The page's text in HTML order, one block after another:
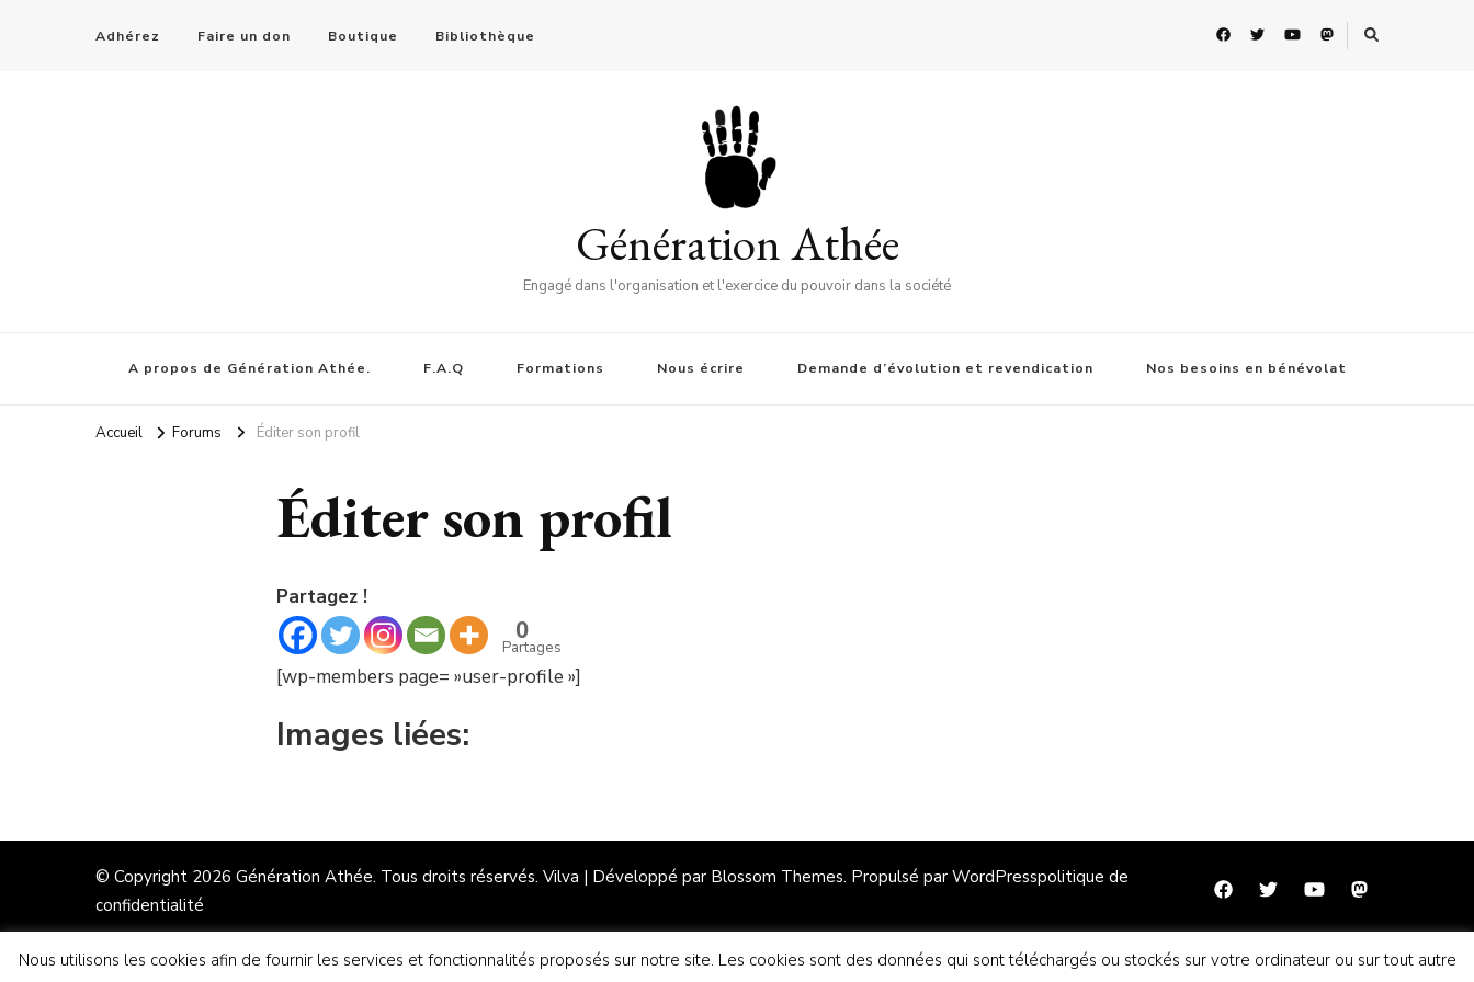
Adhérez Faire un don Boutique Bibliothèque
Génération Athée
Engagé dans l'organisation et l'exercice du pouvoir dans la société
A propos de Génération Athée. F.A.Q Formations Nous écrire Demande d’évolution et revendication Nos besoins en bénévolat
Accueil Forums Éditer son profil
Éditer son profil
Partagez !
0
Partages
[wp-members page= »user-profile »]
Images liées:
© Copyright 2026 Génération Athée. Tous droits réservés. Vilva | Développé par Blossom Themes. Propulsé par WordPresspolitique de
confidentialité
Nous utilisons les cookies afin de fournir les services et fonctionnalités proposés sur notre site. Les cookies sont des données qui sont téléchargés ou stockés sur votre ordinateur ou sur tout autre